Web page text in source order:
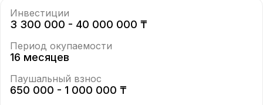
Инвестиции
3 300 000 - 40 000 000 ₸
Период окупаемости
16 месяцев
Паушальный взнос
650 000 - 1 000 000 ₸